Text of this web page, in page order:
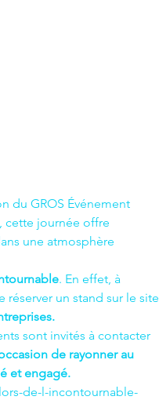
du GROS Événement
cette journée offre
une atmosphère
. En effet, à
un stand sur le site
sont invités à contacter
de rayonner au
et engagé.
de-l-incontournable-